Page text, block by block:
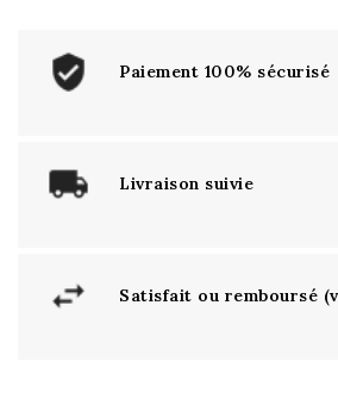
Paiement 100% sécurisé
Livraison suivie
Satisfait ou remboursé